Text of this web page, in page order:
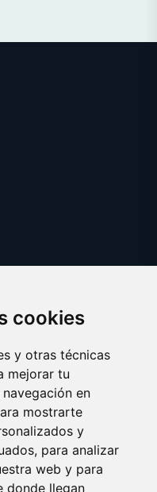
cookies
y otras técnicas
mejorar tu
en
mostrarte
y
para analizar
web y para
donde llegan